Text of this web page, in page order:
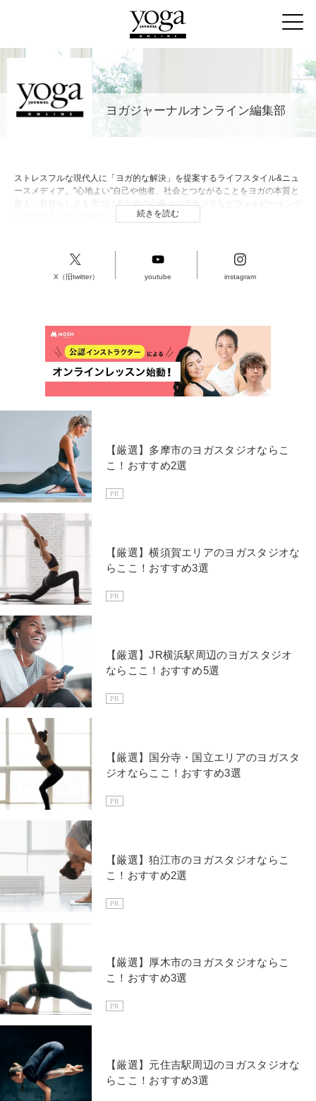
ヨガジャーナルオンライン編集部
ストレスフルな現代人に「ヨガ的な解決」を提案するライフスタイル&ニュ
ースメディア。"心地よい"自己や他者、社会とつながることをヨガの本質と
捉え、自分らしさを見つけるための心身メンテナンスなどウェルビーイング
続きを読む
X（旧twitter） youtube instagram
【厳選】多摩市のヨガスタジオならこ
こ！おすすめ2選
PR
【厳選】横須賀エリアのヨガスタジオな
らここ！おすすめ3選
PR
【厳選】JR横浜駅周辺のヨガスタジオ
ならここ！おすすめ5選
PR
【厳選】国分寺・国立エリアのヨガスタ
ジオならここ！おすすめ3選
PR
【厳選】狛江市のヨガスタジオならこ
こ！おすすめ2選
PR
【厳選】厚木市のヨガスタジオならこ
こ！おすすめ3選
PR
【厳選】元住吉駅周辺のヨガスタジオな
らここ！おすすめ3選